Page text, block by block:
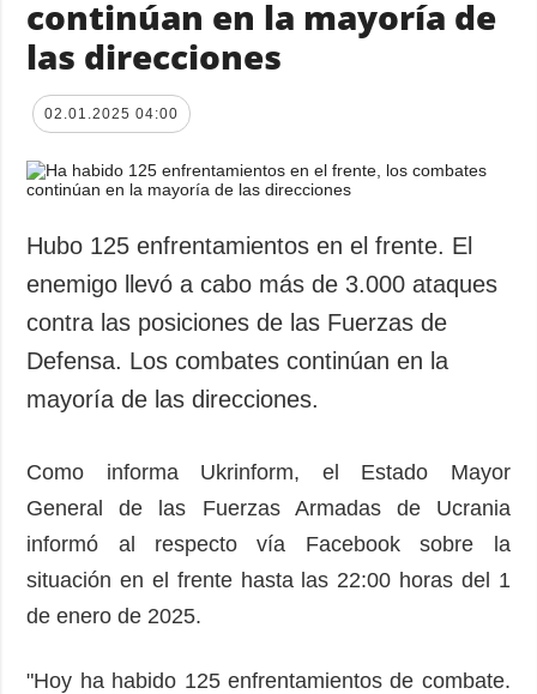
Reconstrucción
de Ucrania
Política
Economía
Defensa
Cultura
Deportes
Crimen
Desastres y
emergencias
contacto
condiciones de
privacidad y
protección de
Podcasts
Publicaciones
Entrevistas
Fotos
Video
Suscripción
Banco de
imágenes
continúan en la mayoría de
las direcciones
02.01.2025 04:00
Hubo 125 enfrentamientos en el frente. El
enemigo llevó a cabo más de 3.000 ataques
contra las posiciones de las Fuerzas de
Defensa. Los combates continúan en la
mayoría de las direcciones.
Como informa Ukrinform, el Estado Mayor
General de las Fuerzas Armadas de Ucrania
informó al respecto vía Facebook sobre la
situación en el frente hasta las 22:00 horas del 1
de enero de 2025.
"Hoy ha habido 125 enfrentamientos de combate.